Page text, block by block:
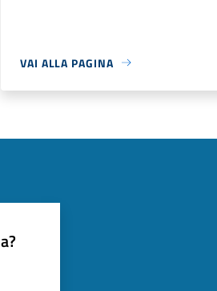
VAI ALLA PAGINA